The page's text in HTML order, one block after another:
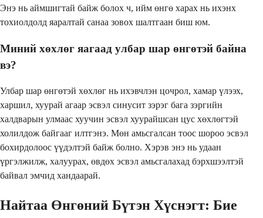
Энэ нь аймшигтай байж болох ч, ийм өнгө харах нь ихэнх
тохиолдолд яаралтай санаа зовох шалтгаан биш юм.
Миний хөхлөг яагаад улбар шар өнгөтэй байна
вэ?
Улбар шар өнгөтэй хөхлөг нь ихэвчлэн цочрол, хамар үлээх,
харшил, хуурай агаар эсвэл синусит зэрэг бага зэргийн
халдварын улмаас хуучин эсвэл хуурайшсан цус хөхлөгтэй
холилдож байгааг илтгэнэ. Мөн амьсгалсан тоос шороо эсвэл
бохирдолоос үүдэлтэй байж болно. Хэрэв энэ нь удаан
үргэлжилж, халуурах, өвдөх эсвэл амьсгалахад бэрхшээлтэй
байвал эмчид хандаарай.
Найтаа Өнгөний Бүтэн Хүснэгт: Бие